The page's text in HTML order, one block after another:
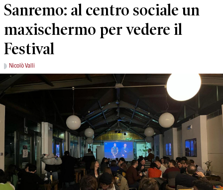
Sanremo: al centro sociale un
maxischermo per vedere il
Festival
Nicolò Valli